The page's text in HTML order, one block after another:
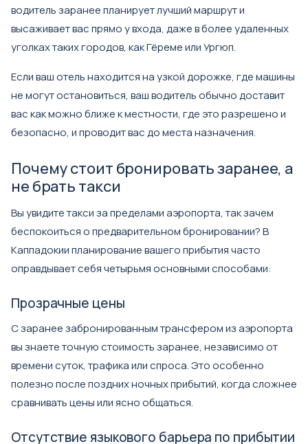
водитель заранее планирует лучший маршрут и
высаживает вас прямо у входа, даже в более удаленных
уголках таких городов, как Гёреме или Ургюп.
Если ваш отель находится на узкой дорожке, где машины
не могут остановиться, ваш водитель обычно доставит
вас как можно ближе к местности, где это разрешено и
безопасно, и проводит вас до места назначения.
Почему стоит бронировать заранее, а
не брать такси
Вы увидите такси за пределами аэропорта, так зачем
беспокоиться о предварительном бронировании? В
Каппадокии планирование вашего прибытия часто
оправдывает себя четырьмя основными способами:
Прозрачные цены
С заранее забронированнымтрансфером из аэропорта
вы знаете точную стоимость заранее, независимо от
времени суток, трафика или спроса. Это особенно
полезно после поздних ночных прибытий, когда сложнее
сравнивать цены или ясно общаться.
Отсутствие языкового барьера по прибытии